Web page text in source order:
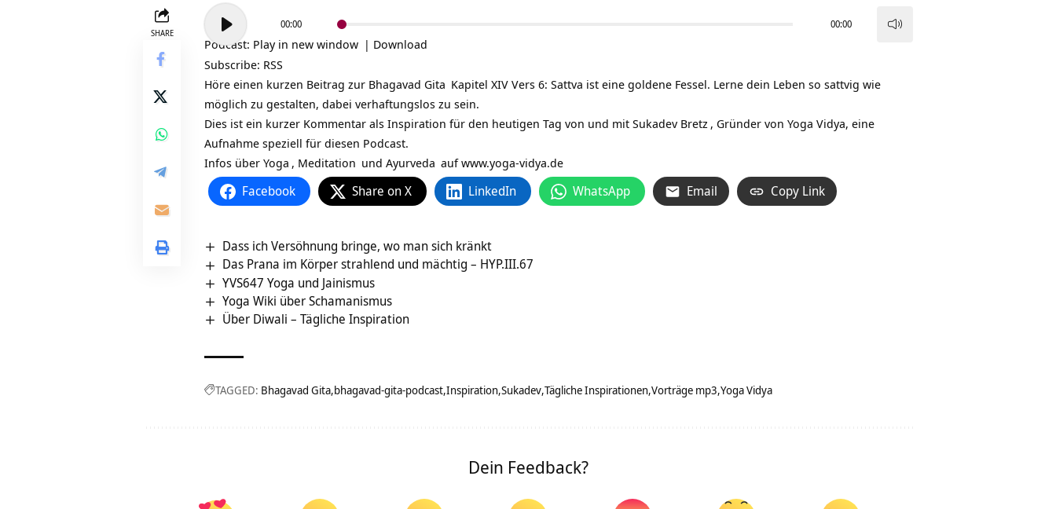
SHARE
Audio-
Player
00:00 00:00
Podcast: Play in new window | Download
Subscribe: RSS
Höre einen kurzen Beitrag zur Bhagavad Gita Kapitel XIV Vers 6: Sattva ist eine goldene Fessel. Lerne dein Leben so sattvig wie
möglich zu gestalten, dabei verhaftungslos zu sein.
Dies ist ein kurzer Kommentar als Inspiration für den heutigen Tag von und mit Sukadev Bretz , Gründer von Yoga Vidya, eine
Aufnahme speziell für diesen Podcast.
Infos über Yoga , Meditation und Ayurveda aufwww.yoga-vidya.de
Facebook Share on X LinkedIn WhatsApp Email Copy Link
Dass ich Versöhnung bringe, wo man sich kränkt
Das Prana im Körper strahlend und mächtig – HYP.III.67
YVS647 Yoga und Jainismus
Yoga Wiki über Schamanismus
Über Diwali – Tägliche Inspiration
TAGGED: Bhagavad Gita bhagavad-gita-podcast Inspiration Sukadev Tägliche Inspirationen Vorträge mp3 Yoga Vidya
Dein Feedback?